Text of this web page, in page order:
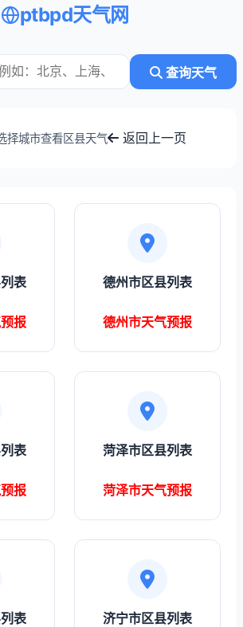
ptbpd天气网
查询天气
择城市查看区县天气 返回上一页
表
报
德州市区县列表
德州市天气预报
表
报
菏泽市区县列表
菏泽市天气预报
表 济宁市区县列表